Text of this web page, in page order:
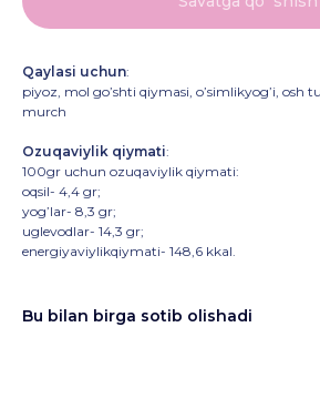
Qaylasi uchun:
piyoz, mol go’shti qiymasi, o’simlikyog’i, osh
murch
Ozuqaviylik qiymati:
100gr uchun ozuqaviylik qiymati:
oqsil- 4,4 gr;
yog’lar- 8,3 gr;
uglevodlar- 14,3 gr;
energiyaviylikqiymati- 148,6 kkal.
Bu bilan birga sotib olishadi